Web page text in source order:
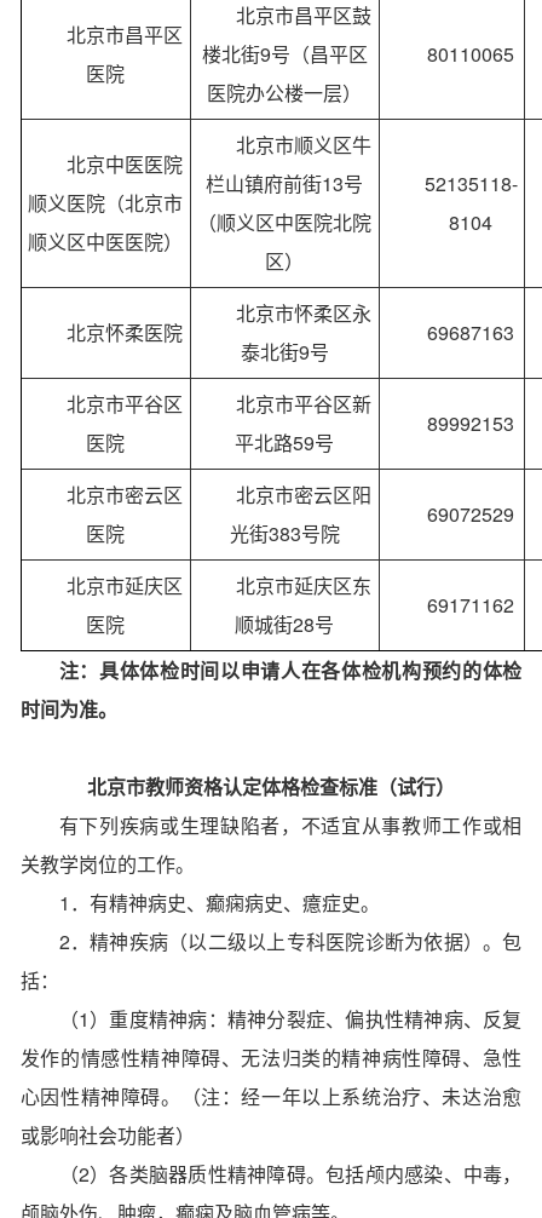
北京市昌平区
医院
北京市昌平区鼓
楼北街9号（昌平区
医院办公楼一层）
80110065
北京中医医院
顺义医院（北京市
顺义区中医医院）
北京市顺义区牛
栏山镇府前街13号
（顺义区中医院北院
区）
52135118-
8104
北京怀柔医院
北京市怀柔区永
泰北街9号
69687163
北京市平谷区
医院
北京市平谷区新
平北路59号
89992153
北京市密云区
医院
北京市密云区阳
光街383号院
69072529
北京市延庆区
医院
北京市延庆区东
顺城街28号
69171162
注：具体体检时间以申请人在各体检机构预约的体检
时间为准。
北京市教师资格认定体格检查标准（试行）
有下列疾病或生理缺陷者，不适宜从事教师工作或相
关教学岗位的工作。
1．有精神病史、癫痫病史、癔症史。
2．精神疾病（以二级以上专科医院诊断为依据）。包
括：
（1）重度精神病：精神分裂症、偏执性精神病、反复
发作的情感性精神障碍、无法归类的精神病性障碍、急性
心因性精神障碍。（注：经一年以上系统治疗、未达治愈
或影响社会功能者）
（2）各类脑器质性精神障碍。包括颅内感染、中毒，